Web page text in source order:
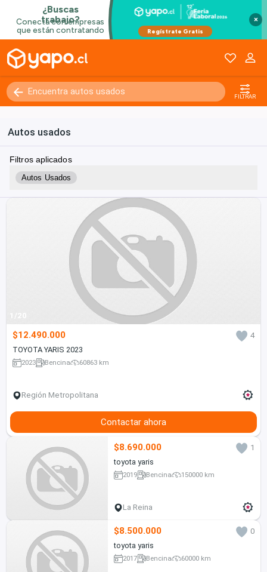
×
FILTRAR
Autos usados
Filtros aplicados
Autos Usados
1/20
$12.490.000
4
TOYOTA YARIS 2023
2023 Bencina 60863 km
Región Metropolitana
Contactar ahora
$8.690.000
1
toyota yaris
2019 Bencina 150000 km
La Reina
$8.500.000
0
toyota yaris
2017 Bencina 60000 km